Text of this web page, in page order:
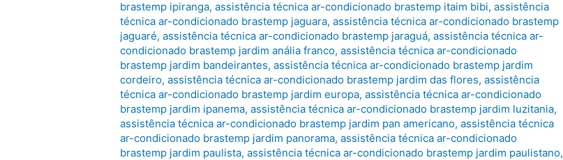
brastemp ipiranga,assistência técnica ar-condicionado brastemp itaim bibi,assistência
técnica ar-condicionado brastemp jaguara,assistência técnica ar-condicionado brastemp
jaguaré,assistência técnica ar-condicionado brastemp jaraguá,assistência técnica ar-
condicionado brastemp jardim anália franco,assistência técnica ar-condicionado
brastemp jardim bandeirantes,assistência técnica ar-condicionado brastemp jardim
cordeiro,assistência técnica ar-condicionado brastemp jardim das flores,assistência
técnica ar-condicionado brastemp jardim europa,assistência técnica ar-condicionado
brastemp jardim ipanema,assistência técnica ar-condicionado brastemp jardim luzitania,
assistência técnica ar-condicionado brastemp jardim pan americano,assistência técnica
ar-condicionado brastemp jardim panorama,assistência técnica ar-condicionado
brastemp jardim paulista,assistência técnica ar-condicionado brastemp jardim paulistano,